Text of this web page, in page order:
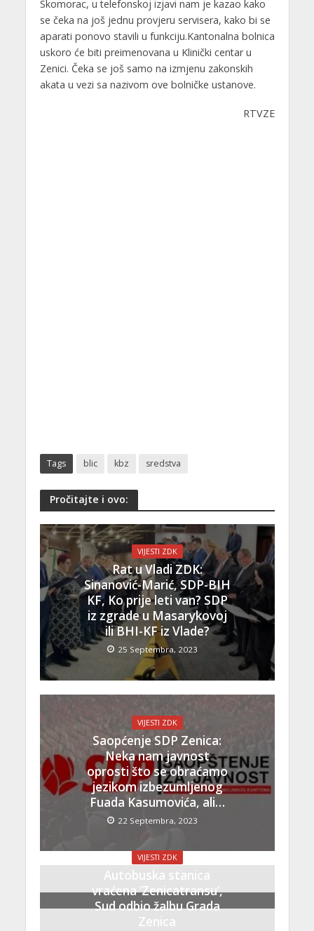
Skomorac, u telefonskoj izjavi nam je kazao kako
se čeka na još jednu provjeru servisera, kako bi se
aparati ponovo stavili u funkciju.Kantonalna bolnica
uskoro će biti preimenovana u Klinički centar u
Zenici. Čeka se još samo na izmjenu zakonskih
akata u vezi sa nazivom ove bolničke ustanove.
RTVZE
Tags blic kbz sredstva
Pročitajte i ovo:
VIJESTI ZDK
Rat u Vladi ZDK:
Sinanović-Marić, SDP-BIH
KF, Ko prije leti van? SDP
iz zgrade u Masarykovoj
ili BHI-KF iz Vlade?
25 Septembra, 2023
VIJESTI ZDK
Saopćenje SDP Zenica:
Neka nam javnost
oprosti što se obraćamo
jezikom izbezumljenog
Fuada Kasumovića, ali…
22 Septembra, 2023
VIJESTI ZDK
Autobuska stanica
vraćena ‘Zenicatransu’,
Sud odbio žalbu Grada
Zenica